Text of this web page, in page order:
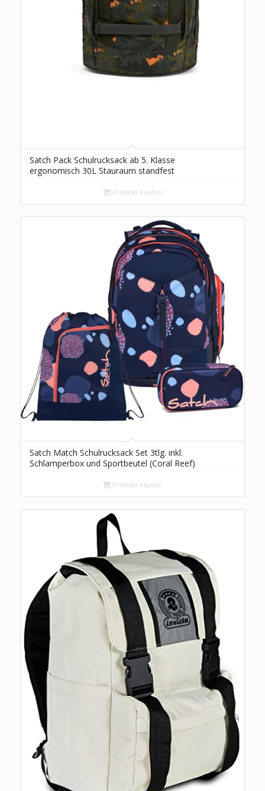
Satch Pack Schulrucksack ab 5. Klasse
ergonomisch 30L Stauraum standfest
Produkt kaufen
Satch Match Schulrucksack Set 3tlg. inkl.
Schlamperbox und Sportbeutel (Coral Reef)
Produkt kaufen